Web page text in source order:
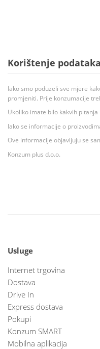
Korištenje
Iako smo poduzeli sve mjere
promjeniti. Prije konzumacije
Ukoliko imate bilo kakvih
Iako se informacije o
Ove informacije objavljuju se
Konzum plus d.o.o.
Usluge
Internet trgovina
Dostava
Drive In
Express dostava
Pokupi
Konzum SMART
Mobilna aplikacija